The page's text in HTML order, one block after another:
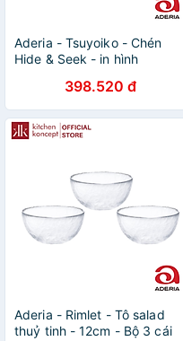
Aderia - Tsuyoiko - Chén
Hide & Seek - in hình
398.520 đ
Aderia - Rimlet - Tô salad
thuỷ tinh - 12cm - Bộ 3 cái